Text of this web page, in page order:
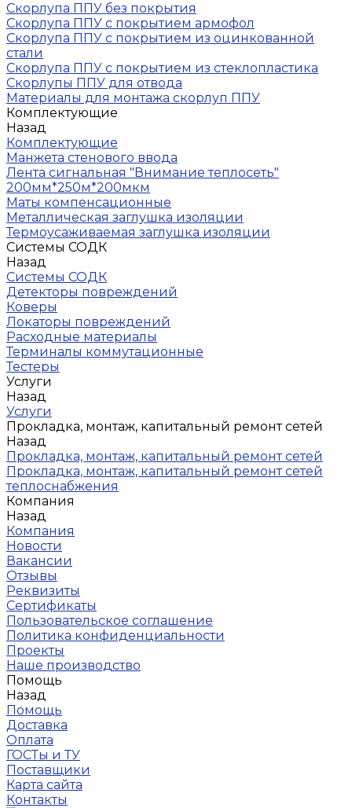
Скорлупа ППУ без покрытия
Скорлупа ППУ с покрытием армофол
Скорлупа ППУ с покрытием из оцинкованной
стали
Скорлупа ППУ с покрытием из стеклопластика
Скорлупы ППУ для отвода
Материалы для монтажа скорлуп ППУ
Комплектующие
Назад
Комплектующие
Манжета стенового ввода
Лента сигнальная "Внимание теплосеть"
200мм*250м*200мкм
Маты компенсационные
Металлическая заглушка изоляции
Термоусаживаемая заглушка изоляции
Системы СОДК
Назад
Системы СОДК
Детекторы повреждений
Коверы
Локаторы повреждений
Расходные материалы
Терминалы коммутационные
Тестеры
Услуги
Назад
Услуги
Прокладка, монтаж, капитальный ремонт сетей
Назад
Прокладка, монтаж, капитальный ремонт сетей
Прокладка, монтаж, капитальный ремонт сетей
теплоснабжения
Компания
Назад
Компания
Новости
Вакансии
Отзывы
Реквизиты
Сертификаты
Пользовательское соглашение
Политика конфиденциальности
Проекты
Наше производство
Помощь
Назад
Помощь
Доставка
Оплата
ГОСТы и ТУ
Поставщики
Карта сайта
Контакты